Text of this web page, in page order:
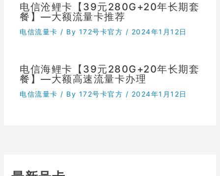
电信沧鲤卡【39元280G+20年长期套
餐】—大额流量卡推荐
电信流量卡 / By 172号卡官方 / 2024年1月12日
电信海鲤卡【39元280G+20年长期套
餐】—大额高速流量卡办理
电信流量卡 / By 172号卡官方 / 2024年1月12日